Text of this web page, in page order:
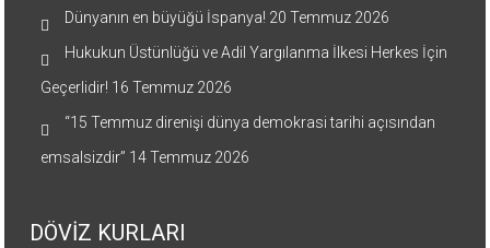
Dünyanın en büyüğü İspanya! 20 Temmuz 2026
Hukukun Üstünlüğü ve Adil Yargılanma İlkesi Herkes İçin
Geçerlidir! 16 Temmuz 2026
“15 Temmuz direnişi dünya demokrasi tarihi açısından
emsalsizdir” 14 Temmuz 2026
DÖVİZ KURLARI